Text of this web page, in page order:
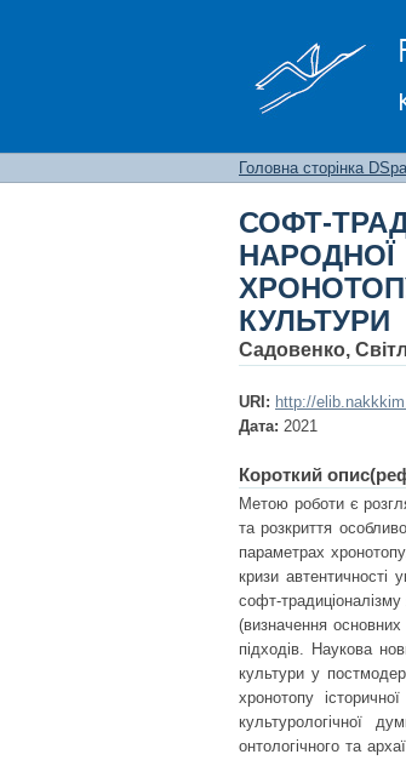
СОФТ-
Головна сторінка
СОФТ-
КУЛЬТУРИ
Садовенко,
URI: http://
Дата: 2021
Короткий
Метою роботи є
та розкриття
параметрах
кризи автентичності
софт-традиціоналізму
(визначення
підходів. Наукова
культури у
хронотопу
культурологічної
онтологічного та